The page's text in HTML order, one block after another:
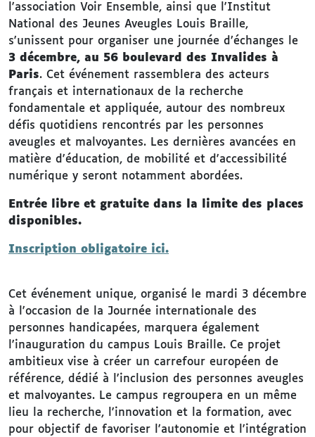
l'association Voir Ensemble, ainsi que l'Institut
National des Jeunes Aveugles Louis Braille,
s'unissent pour organiser une journée d’échanges le
3 décembre, au 56 boulevard des Invalides à
Paris. Cet événement rassemblera des acteurs
français et internationaux de la recherche
fondamentale et appliquée, autour des nombreux
défis quotidiens rencontrés par les personnes
aveugles et malvoyantes. Les dernières avancées en
matière d'éducation, de mobilité et d'accessibilité
numérique y seront notamment abordées.
Entrée libre et gratuite dans la limite des places
disponibles.
Inscription obligatoire ici.
Cet événement unique, organisé le mardi 3 décembre
à l'occasion de la Journée internationale des
personnes handicapées, marquera également
l'inauguration du campus Louis Braille. Ce projet
ambitieux vise à créer un carrefour européen de
référence, dédié à l'inclusion des personnes aveugles
et malvoyantes. Le campus regroupera en un même
lieu la recherche, l'innovation et la formation, avec
pour objectif de favoriser l'autonomie et l'intégration